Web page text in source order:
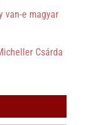
van-e magyar
Csárda